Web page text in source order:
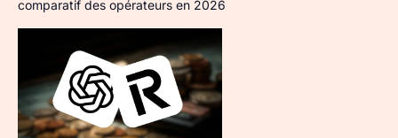
comparatif des opérateurs en 2026